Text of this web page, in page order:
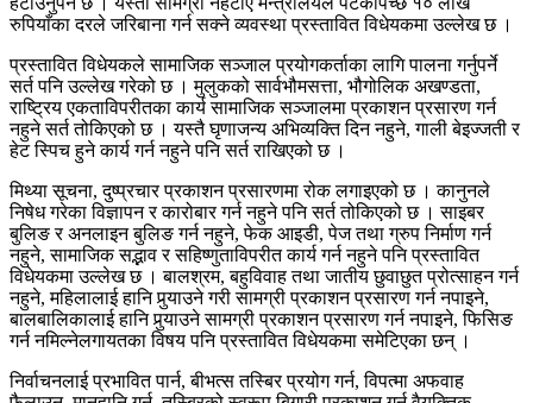
रुपियाँका दरले जरिबाना गर्न सक्ने व्यवस्था प्रस्तावित विधेयकमा उल्लेख छ ।
प्रस्तावित विधेयकले सामाजिक सञ्जाल प्रयोगकर्ताका लागि पालना गर्नुपर्ने
सर्त पनि उल्लेख गरेको छ । मुलुकको सार्वभौमसत्ता, भौगोलिक अखण्डता,
राष्ट्रिय एकताविपरीतका कार्य सामाजिक सञ्जालमा प्रकाशन प्रसारण गर्न
नहुने सर्त तोकिएको छ । यस्तै घृणाजन्य अभिव्यक्ति दिन नहुने, गाली बेइज्जती र
हेट स्पिच हुने कार्य गर्न नहुने पनि सर्त राखिएको छ ।
मिथ्या सूचना, दुष्प्रचार प्रकाशन प्रसारणमा रोक लगाइएको छ । कानुनले
निषेध गरेका विज्ञापन र कारोबार गर्न नहुने पनि सर्त तोकिएको छ । साइबर
बुलिङ र अनलाइन बुलिङ गर्न नहुने, फेक आइडी, पेज तथा ग्रुप निर्माण गर्न
नहुने, सामाजिक सद्भाव र सहिष्णुताविपरीत कार्य गर्न नहुने पनि प्रस्तावित
विधेयकमा उल्लेख छ । बालश्रम, बहुविवाह तथा जातीय छुवाछुत प्रोत्साहन गर्न
नहुने, महिलालाई हानि पुर्‍याउने गरी सामग्री प्रकाशन प्रसारण गर्न नपाइने,
बालबालिकालाई हानि पुर्‍याउने सामग्री प्रकाशन प्रसारण गर्न नपाइने, फिसिङ
गर्न नमिल्नेलगायतका विषय पनि प्रस्तावित विधेयकमा समेटिएका छन् ।
निर्वाचनलाई प्रभावित पार्न, बीभत्स तस्बिर प्रयोग गर्न, विपत्मा अफवाह